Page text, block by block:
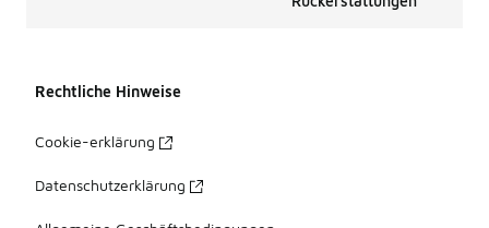
Rechtliche Hinweise
Cookie-erklärung
Datenschutzerklärung